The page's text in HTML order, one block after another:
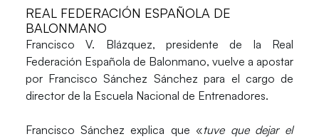
REAL FEDERACIÓN ESPAÑOLA DE
BALONMANO
Francisco V. Blázquez, presidente de la Real
Federación Española de Balonmano, vuelve a apostar
porFrancisco Sánchez Sánchez para el cargo de
director de la Escuela Nacional de Entrenadores.
Francisco Sánchez explica que «tuve que dejar el